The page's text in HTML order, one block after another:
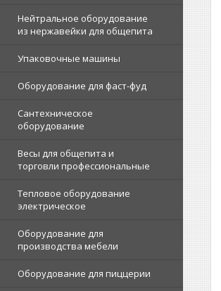
Нейтральное оборудование
из нержавейки для общепита
Упаковочные машины
Оборудование для фаст-фуд
Сантехническое
оборудование
Весы для общепита и
торговли профессиональные
Тепловое оборудование
электрическое
Оборудование для
производства мебели
Оборудование для пиццерии